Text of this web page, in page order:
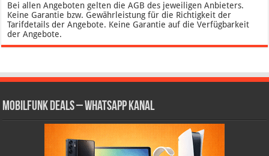
Bei allen Angeboten gelten die AGB des jeweiligen Anbieters.
Keine Garantie bzw. Gewährleistung für die Richtigkeit der
Tarifdetails der Angebote. Keine Garantie auf die Verfügbarkeit
der Angebote.
Mobilfunk Deals – WhatsApp Kanal